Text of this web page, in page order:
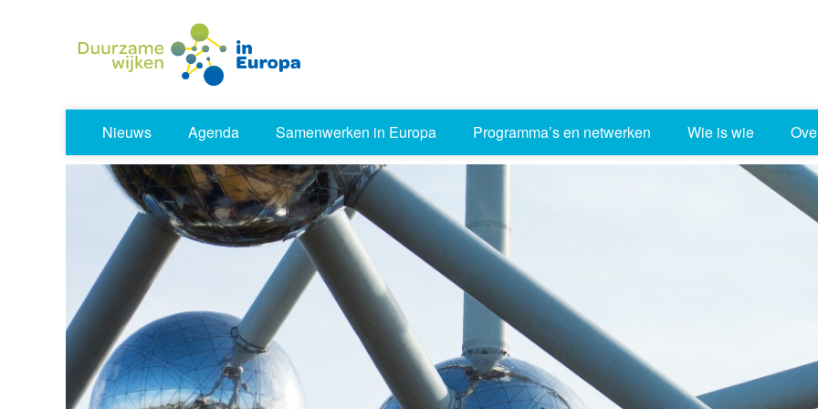
Nieuws Agenda Samenwerken in Europa Programma’s en netwerken Wie is wie